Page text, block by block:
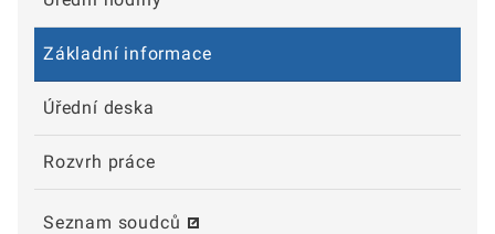
Základní informace
Úřední deska
Rozvrh práce
Seznam soudců